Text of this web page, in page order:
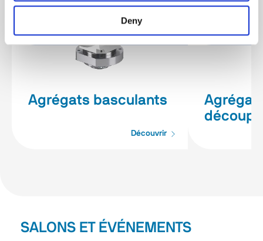
Deny
Agrégats basculants
Découvrir
découpe
SALONS ET ÉVÉNEMENTS